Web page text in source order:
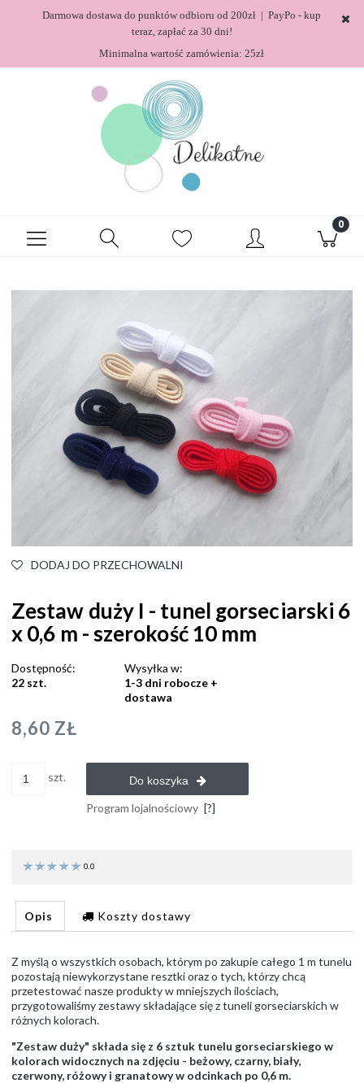
Darmowa dostawa do punktów odbioru od 200zł | PayPo - kup
teraz, zapłać za 30 dni!
Minimalna wartość zamówienia: 25zł
DODAJ DO PRZECHOWALNI
Zestaw duży I - tunel gorseciarski 6
x 0,6 m - szerokość 10 mm
Dostępność:
22 szt.
Wysyłka w:
1-3 dni robocze +
dostawa
8,60 ZŁ
szt. Do koszyka
Program lojalnościowy [?]
0.0
Opis Koszty dostawy
Z myślą o wszystkich osobach, którym po zakupie całego 1 m tunelu
pozostają niewykorzystane resztki oraz o tych, którzy chcą
przetestować nasze produkty w mniejszych ilościach,
przygotowaliśmy zestawy składające się z tuneli gorseciarskich w
różnych kolorach.
"Zestaw duży" składa się z 6 sztuk tunelu gorseciarskiego w
kolorach widocznych na zdjęciu - beżowy, czarny, biały,
czerwony, różowy i granatowy w odcinkach po 0,6 m.